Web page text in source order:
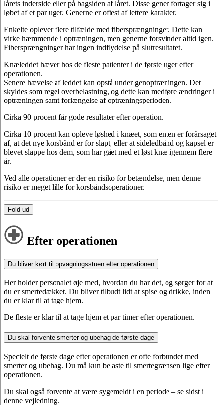
lårets inderside eller på bagsiden af låret. Disse gener fortager sig i
løbet af et par uger. Generne er oftest af lettere karakter.
Enkelte oplever flere tilfælde med fibersprængninger. Dette kan
virke hæmmende i optræningen, men generne forsvinder altid igen.
Fibersprængninger har ingen indflydelse på slutresultatet.
Knæleddet hæver hos de fleste patienter i de første uger efter
operationen.
Senere hævelse af leddet kan opstå under genoptræningen. Det
skyldes som regel overbelastning, og dette kan medføre ændringer i
optræningen samt forlængelse af optræningsperioden.
Cirka 90 procent får gode resultater efter operation.
Cirka 10 procent kan opleve løshed i knæet, som enten er forårsaget
af, at det nye korsbånd er for slapt, eller at sideledbånd og kapsel er
blevet slappe hos dem, som har gået med et løst knæ igennem flere
år.
Ved alle operationer er der en risiko for betændelse, men denne
risiko er meget lille for korsbåndsoperationer.
Fold ud
Efter operationen
Du bliver kørt til opvågningsstuen efter operationen
Her holder personalet øje med, hvordan du har det, og sørger for at
du er smertedækket. Du bliver tilbudt lidt at spise og drikke, inden
du er klar til at tage hjem.
De fleste er klar til at tage hjem et par timer efter operationen.
Du skal forvente smerter og ubehag de første dage
Specielt de første dage efter operationen er ofte forbundet med
smerter og ubehag. Du må kun belaste til smertegrænsen lige efter
operationen.
Du skal også forvente at være sygemeldt i en periode – se sidst i
denne vejledning.